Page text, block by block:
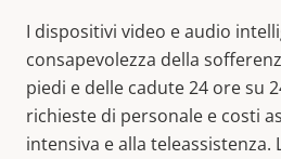
I dispositivi video e audio
consapevolezza della
piedi e delle cadute 24 ore su
richieste di personale e costi
intensiva e alla teleassistenza.